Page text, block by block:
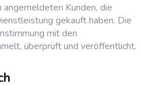
Kunden, die
gekauft haben. Die
mit den
überprüft und veröffentlicht.